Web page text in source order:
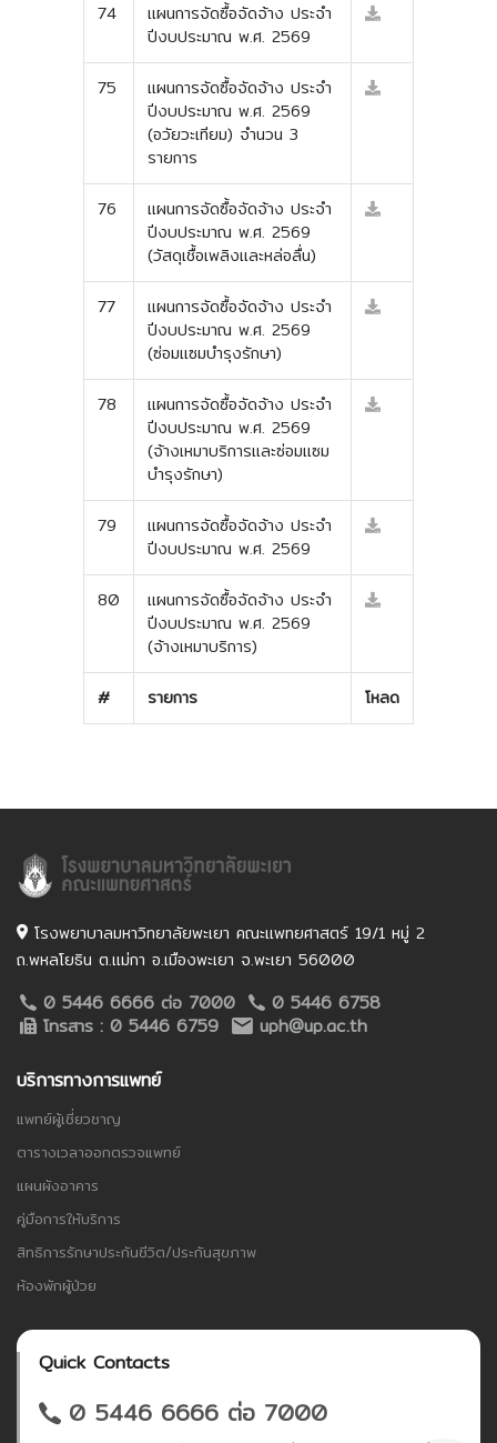
# รายการ โหลด
74
แผนการจัดซื้อจัดจ้าง ประจำ
ปีงบประมาณ พ.ศ. 2569
75
แผนการจัดซื้อจัดจ้าง ประจำ
ปีงบประมาณ พ.ศ. 2569
(อวัยวะเทียม) จำนวน 3
รายการ
76
แผนการจัดซื้อจัดจ้าง ประจำ
ปีงบประมาณ พ.ศ. 2569
(วัสดุเชื้อเพลิงและหล่อลื่น)
77
แผนการจัดซื้อจัดจ้าง ประจำ
ปีงบประมาณ พ.ศ. 2569
(ซ่อมแซมบำรุงรักษา)
78
แผนการจัดซื้อจัดจ้าง ประจำ
ปีงบประมาณ พ.ศ. 2569
(จ้างเหมาบริการและซ่อมแซม
บำรุงรักษา)
79
แผนการจัดซื้อจัดจ้าง ประจำ
ปีงบประมาณ พ.ศ. 2569
80
แผนการจัดซื้อจัดจ้าง ประจำ
ปีงบประมาณ พ.ศ. 2569
(จ้างเหมาบริการ)
โรงพยาบาลมหาวิทยาลัยพะเยา คณะแพทยศาสตร์ 19/1 หมู่ 2
ถ.พหลโยธิน ต.แม่กา อ.เมืองพะเยา จ.พะเยา 56000
0 5446 6666 ต่อ 7000
0 5446 6758
โทรสาร : 0 5446 6759
uph@up.ac.th
บริการทางการแพทย์
แพทย์ผู้เชี่ยวชาญ
ตารางเวลาออกตรวจแพทย์
แผนผังอาคาร
คู่มือการให้บริการ
สิทธิการรักษาประกันชีวิต/ประกันสุขภาพ
ห้องพักผู้ป่วย
Quick Contacts
0 5446 6666 ต่อ 7000